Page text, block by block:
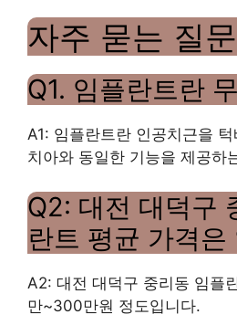
자주 묻는 질
Q1. 임플란트란
A1: 임플란트란 인공치근을
치아와 동일한 기능을 제공하
Q2: 대전 대덕구
란트 평균 가격은
A2: 대전 대덕구 중리동 임플
만~300만원 정도입니다.